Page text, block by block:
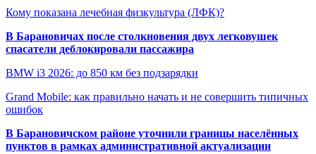
Кому показана лечебная физкультура (ЛФК)?
В Барановичах после столкновения двух легковушек
спасатели деблокировали пассажира
BMW i3 2026: до 850 км без подзарядки
Grand Mobile: как правильно начать и не совершить типичных
ошибок
В Барановичском районе уточнили границы населённых
пунктов в рамках административной актуализации